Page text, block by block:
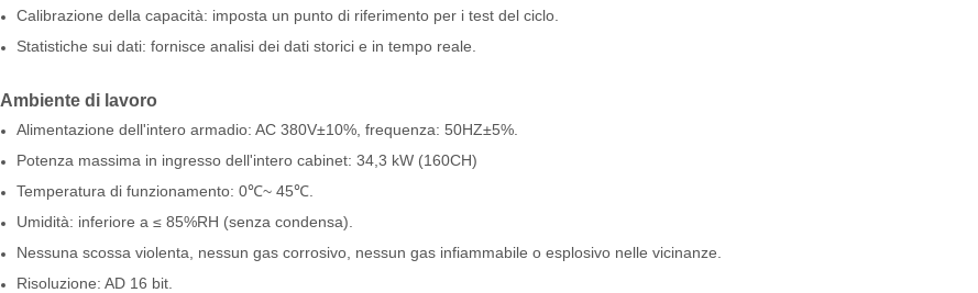
Calibrazione della capacità: imposta un punto di riferimento per i test del ciclo.
Statistiche sui dati: fornisce analisi dei dati storici e in tempo reale.
Ambiente di lavoro
Alimentazione dell'intero armadio: AC 380V±10%, frequenza: 50HZ±5%.
Potenza massima in ingresso dell'intero cabinet: 34,3 kW (160CH)
Temperatura di funzionamento: 0℃~ 45℃.
Umidità: inferiore a ≤ 85%RH (senza condensa).
Nessuna scossa violenta, nessun gas corrosivo, nessun gas infiammabile o esplosivo nelle vicinanze.
Risoluzione: AD 16 bit.